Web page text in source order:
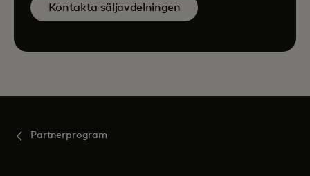
Kontakta säljavdelningen
Partnerprogram